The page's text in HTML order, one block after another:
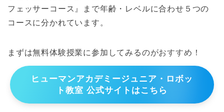
フェッサーコース』まで年齢・レベルに合わせ５つの
コースに分かれています。
まずは無料体験授業に参加してみるのがおすすめ！
ヒューマンアカデミージュニア・ロボッ
ト教室 公式サイトはこちら